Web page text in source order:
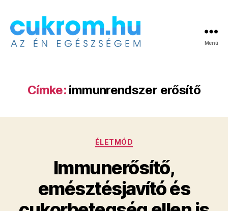
Menü
Címke: immunrendszer erősítő
Kategóriák
ÉLETMÓD
Immunerősítő,
emésztésjavító és